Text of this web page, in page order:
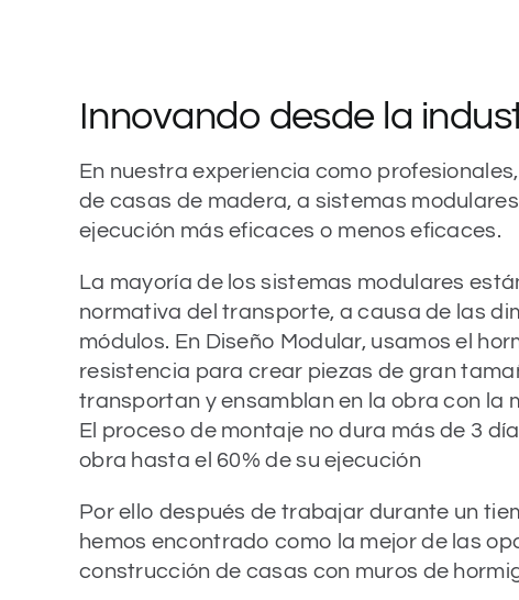
Innovando desde la
En nuestra experiencia como
de casas de madera, a sistemas
ejecución más eficaces o menos eficaces.
La mayoría de los sistemas modulares
normativa del transporte, a causa de las
módulos. En Diseño Modular, usamos el
resistencia para crear piezas de gran
transportan y ensamblan en la obra con la
El proceso de montaje no dura más de 3
obra hasta el 60% de su ejecución
Por ello después de trabajar durante un
hemos encontrado como la mejor de las
construcción de casas con muros de